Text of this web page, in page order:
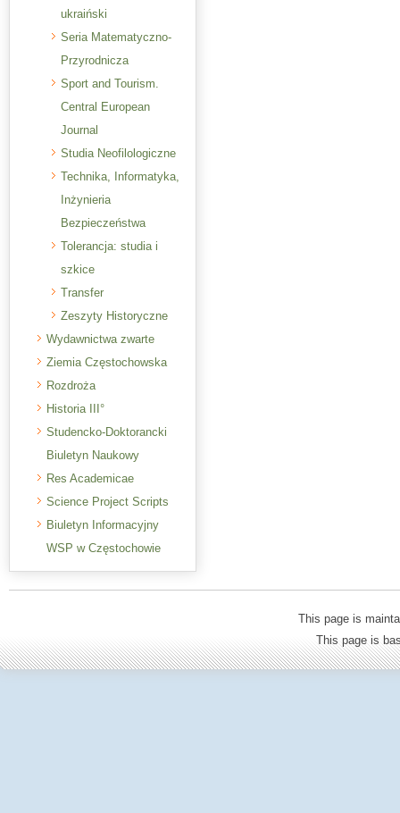
ukraiński
Seria Matematyczno-
Przyrodnicza
Sport and Tourism.
Central European
Journal
Studia Neofilologiczne
Technika, Informatyka,
Inżynieria
Bezpieczeństwa
Tolerancja: studia i
szkice
Transfer
Zeszyty Historyczne
Wydawnictwa zwarte
Ziemia Częstochowska
Rozdroża
Historia III°
Studencko-Doktorancki
Biuletyn Naukowy
Res Academicae
Science Project Scripts
Biuletyn Informacyjny
WSP w Częstochowie
This page is
This page is